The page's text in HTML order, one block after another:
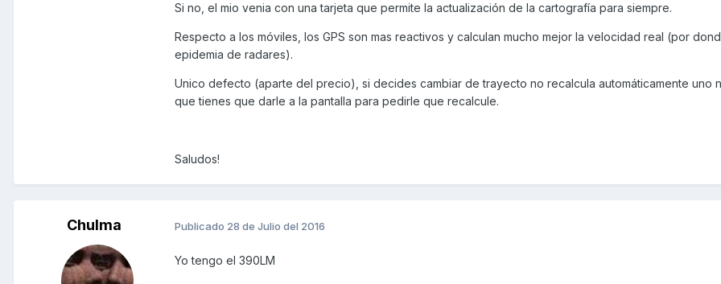
Si no, el mio venia con una tarjeta que permite la actualización de la cartografía para siempre.
Respecto a los móviles, los GPS son mas reactivos y calculan mucho mejor la velocidad real (por
epidemia de radares).
Unico defecto (aparte del precio), si decides cambiar de trayecto no recalcula automáticamente uno
que tienes que darle a la pantalla para pedirle que recalcule.
Saludos!
Chulma Publicado 28 de Julio del 2016
Yo tengo el 390LM